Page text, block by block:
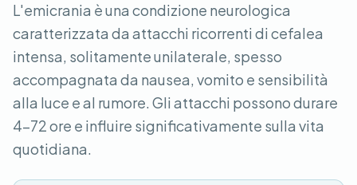
L'emicrania è una condizione neurologica
caratterizzata da attacchi ricorrenti di cefalea
intensa, solitamente unilaterale, spesso
accompagnata da nausea, vomito e sensibilità
alla luce e al rumore. Gli attacchi possono durare
4-72 ore e influire significativamente sulla vita
quotidiana.